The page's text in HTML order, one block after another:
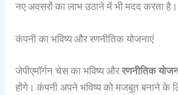
नए अवसरों का लाभ उठाने में भी मदद करता है।
कंपनी का भविष्य और रणनीतिक योजनाएं
जेपीएमॉर्गन चेस का भविष्य औररणनीतिक
होंगे। कंपनी अपने भविष्य को मजबूत बनाने के